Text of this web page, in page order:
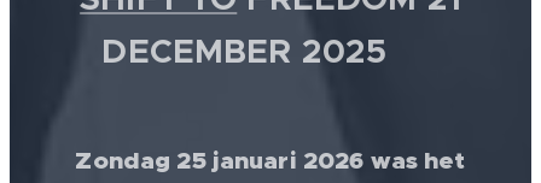
DECEMBER 2025 💫
Zondag 25 januari 2026 was het